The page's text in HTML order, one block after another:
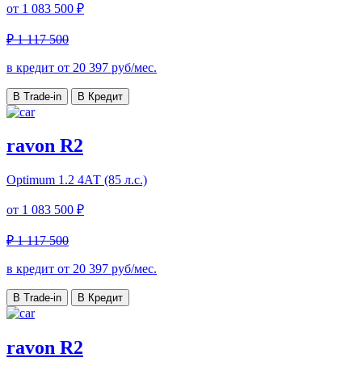
от 1 083 500 ₽
₽ 1 117 500
в кредит от 20 397 руб/мес.
В Trade-in В Кредит
ravon R2
Optimum 1.2 4АТ (85 л.с.)
от 1 083 500 ₽
₽ 1 117 500
в кредит от 20 397 руб/мес.
В Trade-in В Кредит
ravon R2